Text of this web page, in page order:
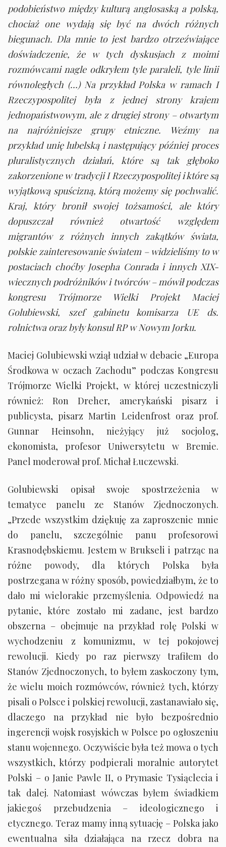
podobieństwo między kulturą anglosaską a polską,
chociaż one wydają się być na dwóch różnych
biegunach. Dla mnie to jest bardzo otrzeźwiające
doświadczenie, że w tych dyskusjach z moimi
rozmówcami nagle odkryłem tyle paraleli, tyle linii
równoległych (…) Na przykład Polska w ramach I
Rzeczypospolitej była z jednej strony krajem
jednopaństwowym, ale z drugiej strony – otwartym
na najróżniejsze grupy etniczne. Weźmy na
przykład unię lubelską i następujący później proces
pluralistycznych działań, które są tak głęboko
zakorzenione w tradycji I Rzeczypospolitej i które są
wyjątkową spuścizną, którą możemy się pochwalić.
Kraj, który bronił swojej tożsamości, ale który
dopuszczał również otwartość względem
migrantów z różnych innych zakątków świata,
polskie zainteresowanie światem – widzieliśmy to w
postaciach choćby Josepha Conrada i innych XIX-
wiecznych podróżników i twórców – mówił podczas
kongresu Trójmorze Wielki Projekt Maciej
Golubiewski, szef gabinetu komisarza UE ds.
rolnictwa oraz były konsul RP w Nowym Jorku.
Maciej Golubiewski wziął udział w debacie „Europa
Środkowa w oczach Zachodu” podczas Kongresu
Trójmorze Wielki Projekt, w której uczestniczyli
również: Ron Dreher, amerykański pisarz i
publicysta, pisarz Martin Leidenfrost oraz prof.
Gunnar Heinsohn, nieżyjący już socjolog,
ekonomista, profesor Uniwersytetu w Bremie.
Panel moderował prof. Michał Łuczewski.
Golubiewski opisał swoje spostrzeżenia w
tematyce panelu ze Stanów Zjednoczonych.
„Przede wszystkim dziękuję za zaproszenie mnie
do panelu, szczególnie panu profesorowi
Krasnodębskiemu. Jestem w Brukseli i patrząc na
różne powody, dla których Polska była
postrzegana w różny sposób, powiedziałbym, że to
dało mi wielorakie przemyślenia. Odpowiedź na
pytanie, które zostało mi zadane, jest bardzo
obszerna – obejmuje na przykład rolę Polski w
wychodzeniu z komunizmu, w tej pokojowej
rewolucji. Kiedy po raz pierwszy trafiłem do
Stanów Zjednoczonych, to byłem zaskoczony tym,
że wielu moich rozmówców, również tych, którzy
pisali o Polsce i polskiej rewolucji, zastanawiało się,
dlaczego na przykład nie było bezpośrednio
ingerencji wojsk rosyjskich w Polsce po ogłoszeniu
stanu wojennego. Oczywiście była też mowa o tych
wszystkich, którzy podpierali moralnie autorytet
Polski – o Janie Pawle II, o Prymasie Tysiąclecia i
tak dalej. Natomiast wówczas byłem świadkiem
jakiegoś przebudzenia – ideologicznego i
etycznego. Teraz mamy inną sytuację – Polska jako
ewentualna siła działająca na rzecz dobra na